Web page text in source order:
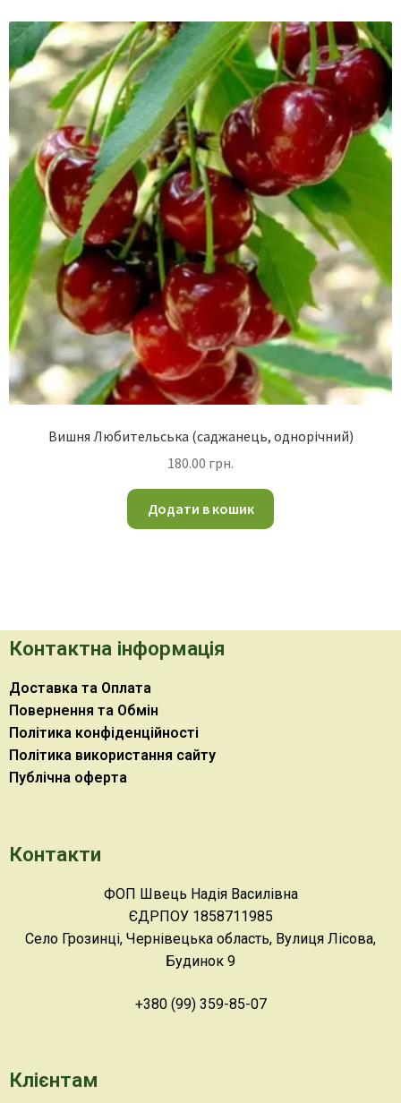
Вишня Любительська (саджанець, однорічний)
180.00 грн.
Додати в кошик
Контактна інформація
Доставка та Оплата
Повернення та Обмін
Політика конфіденційності
Політика використання сайту
Публічна оферта
Контакти
ФОП Швець Надія Василівна
ЄДРПОУ 1858711985
Село Грозинці, Чернівецька область, Вулиця Лісова,
Будинок 9
+380 (99) 359-85-07
Клієнтам